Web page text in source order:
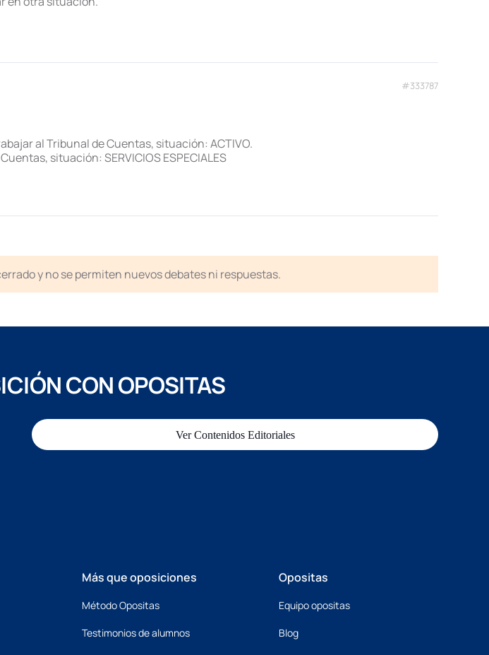
#333787
al Tribunal de Cuentas, situación: ACTIVO.
situación: SERVICIOS ESPECIALES
y no se permiten nuevos debates ni respuestas.
CON OPOSITAS
Ver Contenidos Editoriales
Más que oposiciones
Método Opositas
Testimonios de alumnos
Opositas
Equipo opositas
Blog